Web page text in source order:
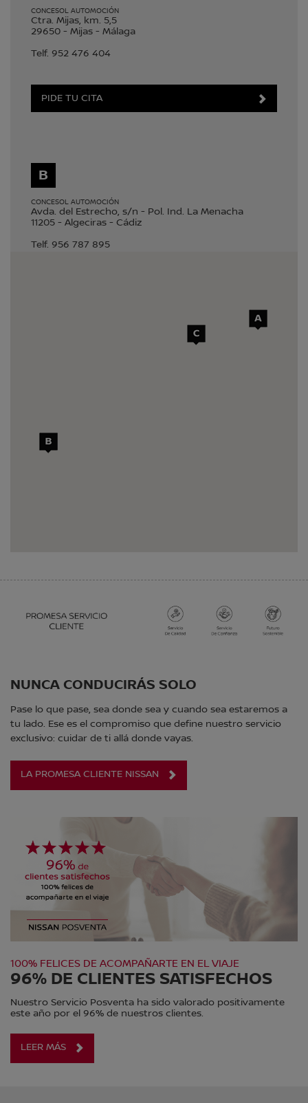
CONCESOL AUTOMOCIÓN
Ctra. Mijas, km. 5,5
29650 - Mijas - Málaga
Telf. 952 476 404
PIDE TU CITA
B
CONCESOL AUTOMOCIÓN
Avda. del Estrecho, s/n - Pol. Ind. La Menacha
11205 - Algeciras - Cádiz
Telf. 956 787 895
Telf.951 219 181
NUNCA CONDUCIRÁS SOLO
Pase lo que pase, sea donde sea y cuando sea estaremos a
tu lado. Ese es el compromiso que define nuestro servicio
exclusivo: cuidar de ti allá donde vayas.
LA PROMESA CLIENTE NISSAN
100% FELICES DE ACOMPAÑARTE EN EL VIAJE
96% DE CLIENTES SATISFECHOS
Nuestro Servicio Posventa ha sido valorado positivamente
este año por el 96% de nuestros clientes.
LEER MÁS